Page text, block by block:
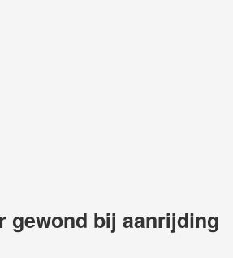
gewond bij aanrijding